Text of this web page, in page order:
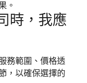
。
時，我應
務範圍、價格透
，以確保選擇的